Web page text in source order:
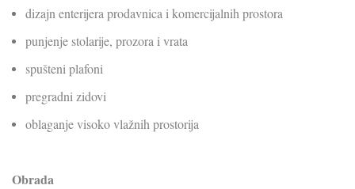
dizajn enterijera prodavnica i komercijalnih prostora
punjenje stolarije, prozora i vrata
spušteni plafoni
pregradni zidovi
oblaganje visoko vlažnih prostorija
Obrada